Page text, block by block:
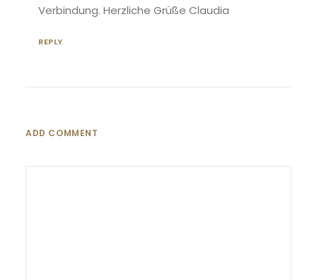
Verbindung. Herzliche Grüße Claudia
REPLY
ADD COMMENT